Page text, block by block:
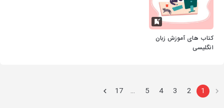
کتاب های آموزش زبان
انگلیسی
1
2
3
4
5
…
17